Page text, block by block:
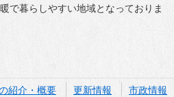
で暮らしやすい地域となっておりま
紹介・概要 更新情報 市政情報